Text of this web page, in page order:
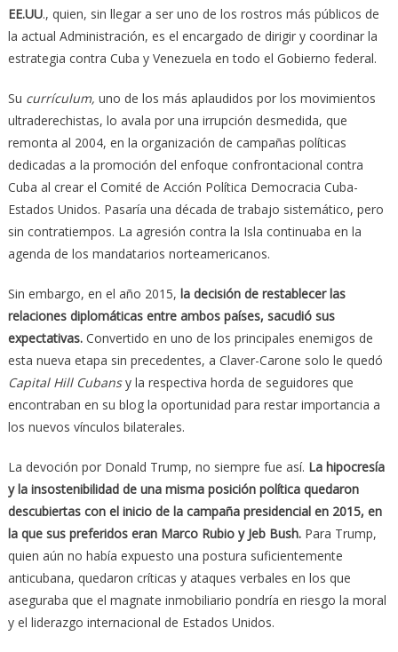
EE.UU., quien, sin llegar a ser uno de los rostros más públicos de
la actual Administración, es el encargado de dirigir y coordinar la
estrategia contra Cuba y Venezuela en todo el Gobierno federal.
Su currículum, uno de los más aplaudidos por los movimientos
ultraderechistas, lo avala por una irrupción desmedida, que
remonta al 2004, en la organización de campañas políticas
dedicadas a la promoción del enfoque confrontacional contra
Cuba al crear el Comité de Acción Política Democracia Cuba-
Estados Unidos. Pasaría una década de trabajo sistemático, pero
sin contratiempos. La agresión contra la Isla continuaba en la
agenda de los mandatarios norteamericanos.
Sin embargo, en el año 2015, la decisión de restablecer las
relaciones diplomáticas entre ambos países, sacudió sus
expectativas.Convertido en uno de los principales enemigos de
esta nueva etapa sin precedentes, a Claver-Carone solo le quedó
Capital Hill Cubansy la respectiva horda de seguidores que
encontraban en su blog la oportunidad para restar importancia a
los nuevos vínculos bilaterales.
La devoción por Donald Trump, no siempre fue así. La hipocresía
y la insostenibilidad de una misma posición política quedaron
descubiertas con el inicio de la campaña presidencial en 2015, en
la que sus preferidos eran Marco Rubio y Jeb Bush.Para Trump,
quien aún no había expuesto una postura suficientemente
anticubana, quedaron críticas y ataques verbales en los que
aseguraba que el magnate inmobiliario pondría en riesgo la moral
y el liderazgo internacional de Estados Unidos.